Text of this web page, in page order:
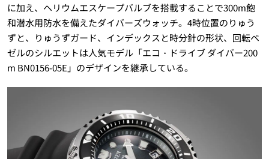
に加え、ヘリウムエスケープバルブを搭載することで300m飽
和潜水用防水を備えたダイバーズウォッチ。4時位置のりゅう
ずと、りゅうずガード、インデックスと時分針の形状、回転ベ
ゼルのシルエットは人気モデル「エコ・ドライブ ダイバー200
m BN0156-05E」のデザインを継承している。